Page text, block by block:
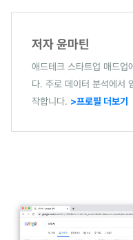
저자 윤마틴
애드테크 스타트업 매드업
다. 주로 데이터 분석에서
작합니다. >프로필 더보기